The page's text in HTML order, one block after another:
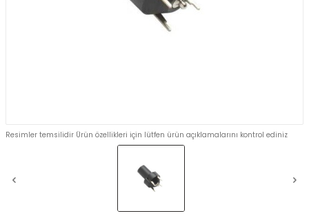
Resimler temsilidir Ürün özellikleri için lütfen ürün açıklamalarını kontrol ediniz